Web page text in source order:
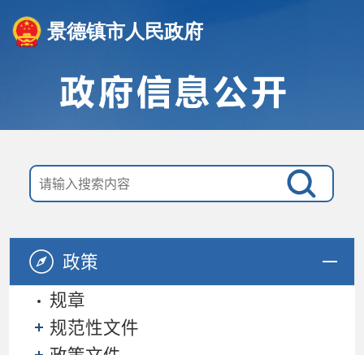
景德镇市人民政府
政策
规章
规范性文件